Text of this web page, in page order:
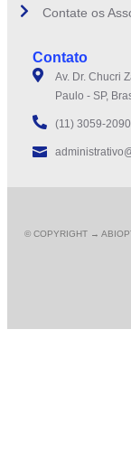
Contate os
Contato
Av. Dr. Chucri
Paulo - SP,
(11) 3059-2090
© COPYRIGHT →